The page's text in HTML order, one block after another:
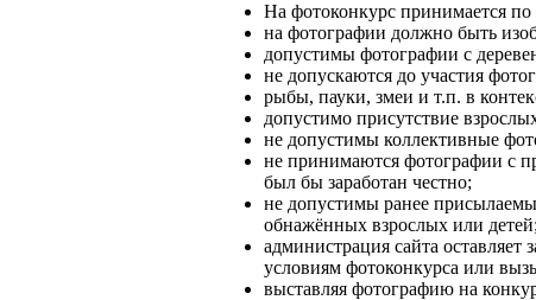
На фотоконкурс принимается по
на фотографии должно быть
допустимы фотографии с
не допускаются до участия
рыбы, пауки, змеи и т.п. в
допустимо присутствие
не допустимы коллективные
не принимаются фотографии с
был бы заработан честно;
не допустимы ранее
обнажённых взрослых или детей;
администрация сайта оставляет
условиям фотоконкурса или
выставляя фотографию на